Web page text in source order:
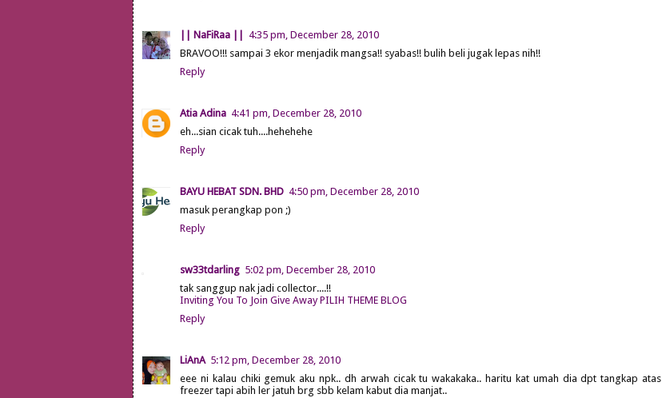
|| NaFiRaa || 4:35 pm, December 28, 2010
BRAVOO!!! sampai 3 ekor menjadik mangsa!! syabas!! bulih beli jugak lepas nih!!
Reply
Atia Adina 4:41 pm, December 28, 2010
eh...sian cicak tuh....hehehehe
Reply
BAYU HEBAT SDN. BHD 4:50 pm, December 28, 2010
masuk perangkap pon ;)
Reply
sw33tdarling 5:02 pm, December 28, 2010
tak sanggup nak jadi collector....!!
Inviting You To Join Give Away PILIH THEME BLOG
Reply
LiAnA 5:12 pm, December 28, 2010
eee ni kalau chiki gemuk aku npk.. dh arwah cicak tu wakakaka.. haritu kat umah dia dpt tangkap atas
freezer tapi abih ler jatuh brg sbb kelam kabut dia manjat..